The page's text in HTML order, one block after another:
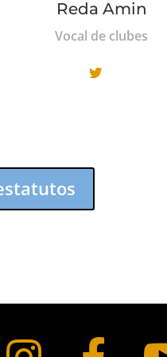
Reda Amin
Vocal de clubes